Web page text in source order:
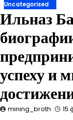
Uncategorised
Ильназ
успеху и
mining_broth 15